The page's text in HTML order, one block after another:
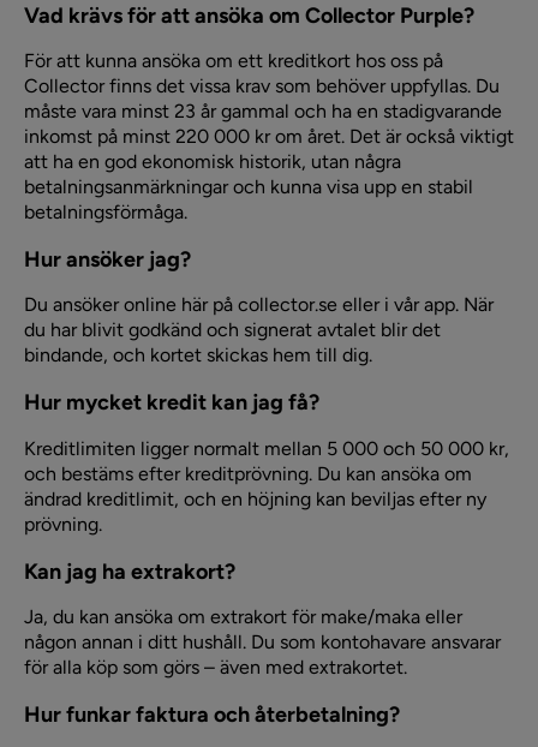
Vad krävs för att ansöka om Collector Purple?
För att kunna ansöka om ett kreditkort hos oss på
Collector finns det vissa krav som behöver uppfyllas. Du
måste vara minst 23 år gammal och ha en stadigvarande
inkomst på minst 220 000 kr om året. Det är också viktigt
att ha en god ekonomisk historik, utan några
betalningsanmärkningar och kunna visa upp en stabil
betalningsförmåga.
Hur ansöker jag?
Du ansöker online här på collector.se eller i vår app. När
du har blivit godkänd och signerat avtalet blir det
bindande, och kortet skickas hem till dig.
Hur mycket kredit kan jag få?
Kreditlimiten ligger normalt mellan 5 000 och 50 000 kr,
och bestäms efter kreditprövning. Du kan ansöka om
ändrad kreditlimit, och en höjning kan beviljas efter ny
prövning.
Kan jag ha extrakort?
Ja, du kan ansöka om extrakort för make/maka eller
någon annan i ditt hushåll. Du som kontohavare ansvarar
för alla köp som görs – även med extrakortet.
Hur funkar faktura och återbetalning?